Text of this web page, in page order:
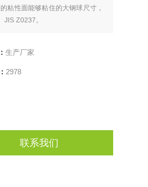
粘性面能够粘住的大钢球尺寸，
Z0237。
生产厂家
2978
联系我们